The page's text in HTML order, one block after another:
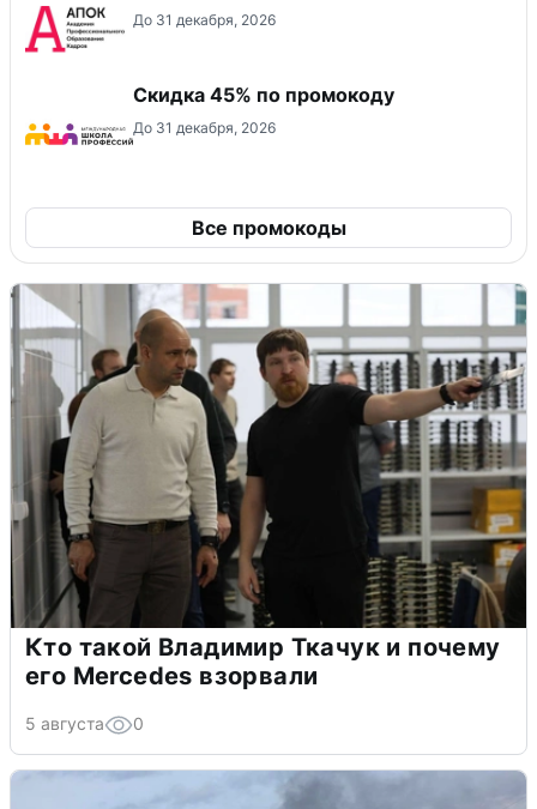
До 31 декабря, 2026
Скидка 45% по промокоду
До 31 декабря, 2026
Все промокоды
Кто такой Владимир Ткачук и почему
его Mercedes взорвали
5 августа 0